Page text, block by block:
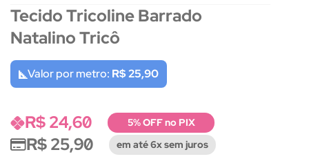
Tecido Tricoline Barrado
Natalino Tricô
Valor por metro: R$ 25,90
R$ 24,60 5% OFF no PIX
R$ 25,90 em até 6x sem juros